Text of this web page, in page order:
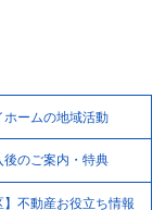
ホームの地域活動
後のご案内・特典
】不動産お役立ち情報